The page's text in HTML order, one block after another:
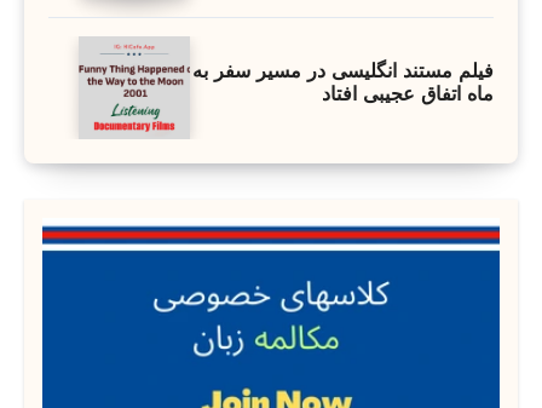
فیلم مستند انگلیسی در مسیر سفر به
ماه اتفاق عجیبی افتاد